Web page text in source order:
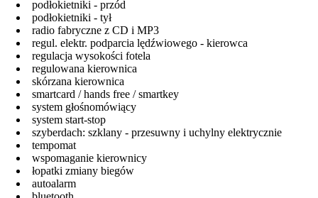
podłokietniki - przód
podłokietniki - tył
radio fabryczne z CD i MP3
regul. elektr. podparcia lędźwiowego - kierowca
regulacja wysokości fotela
regulowana kierownica
skórzana kierownica
smartcard / hands free / smartkey
system głośnomówiący
system start-stop
szyberdach: szklany - przesuwny i uchylny elektrycznie
tempomat
wspomaganie kierownicy
łopatki zmiany biegów
autoalarm